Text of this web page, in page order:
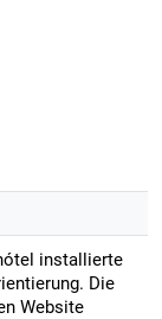
installierte
Die
Website